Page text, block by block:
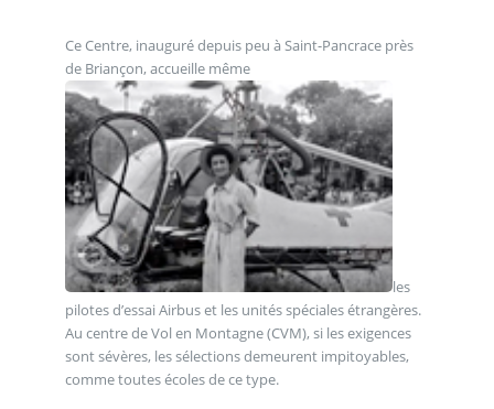
Ce Centre, inauguré depuis peu à Saint-Pancrace près
de Briançon, accueille même
les
pilotes d’essai Airbus et les unités spéciales étrangères.
Au centre de Vol en Montagne (CVM), si les exigences
sont sévères, les sélections demeurent impitoyables,
comme toutes écoles de ce type.